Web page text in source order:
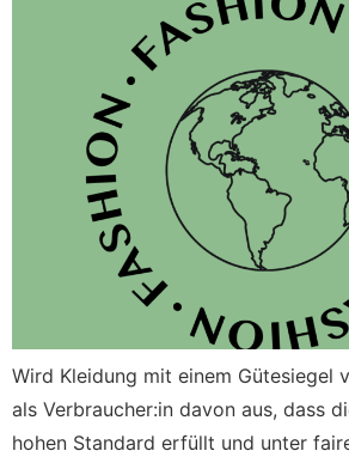
Wird Kleidung mit einem Gütesiegel
als Verbraucher:in davon aus, dass
hohen Standard erfüllt und unter